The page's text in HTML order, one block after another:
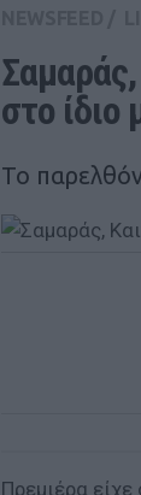
στο ίδιο
Το
Πρεμιέρα